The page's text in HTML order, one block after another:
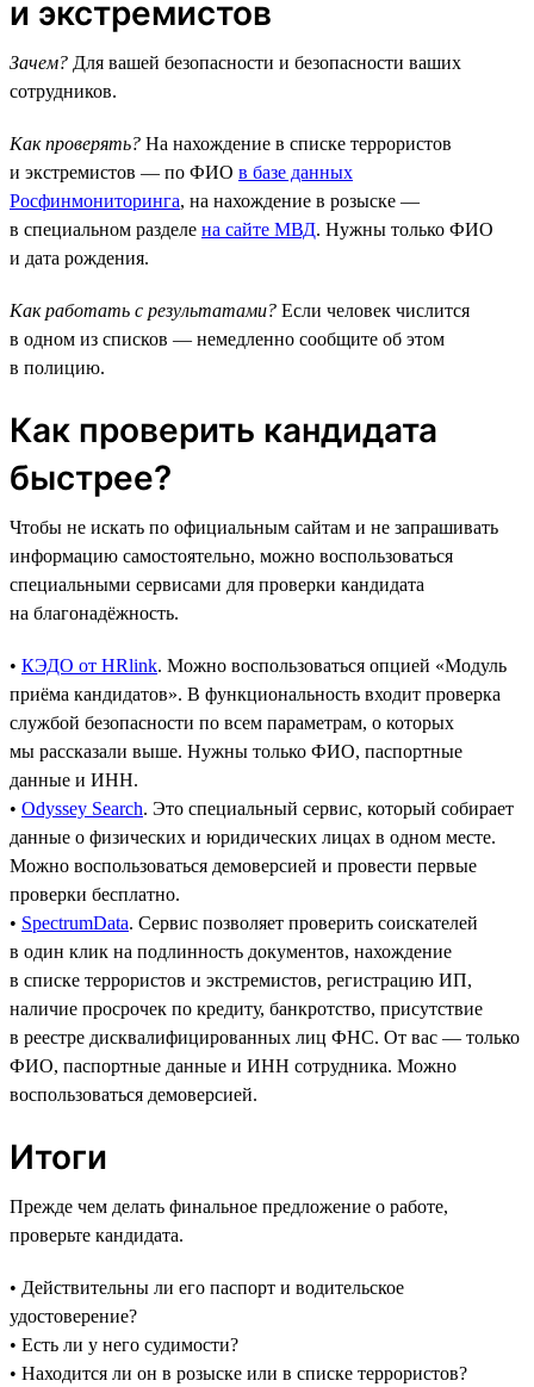
и экстремистов
Зачем? Для вашей безопасности и безопасности ваших
сотрудников.
Как проверять? На нахождение в списке террористов
и экстремистов — по ФИО в базе данных
Росфинмониторинга, на нахождение в розыске —
в специальном разделе на сайте МВД. Нужны только ФИО
и дата рождения.
Как работать с результатами? Если человек числится
в одном из списков — немедленно сообщите об этом
в полицию.
Как проверить кандидата
быстрее?
Чтобы не искать по официальным сайтам и не запрашивать
информацию самостоятельно, можно воспользоваться
специальными сервисами для проверки кандидата
на благонадёжность.
• КЭДО от HRlink. Можно воспользоваться опцией «Модуль
приёма кандидатов». В функциональность входит проверка
службой безопасности по всем параметрам, о которых
мы рассказали выше. Нужны только ФИО, паспортные
данные и ИНН.
• Odyssey Search. Это специальный сервис, который собирает
данные о физических и юридических лицах в одном месте.
Можно воспользоваться демоверсией и провести первые
проверки бесплатно.
• SpectrumData. Сервис позволяет проверить соискателей
в один клик на подлинность документов, нахождение
в списке террористов и экстремистов, регистрацию ИП,
наличие просрочек по кредиту, банкротство, присутствие
в реестре дисквалифицированных лиц ФНС. От вас — только
ФИО, паспортные данные и ИНН сотрудника. Можно
воспользоваться демоверсией.
Итоги
Прежде чем делать финальное предложение о работе,
проверьте кандидата.
• Действительны ли его паспорт и водительское
удостоверение?
• Есть ли у него судимости?
• Находится ли он в розыске или в списке террористов?